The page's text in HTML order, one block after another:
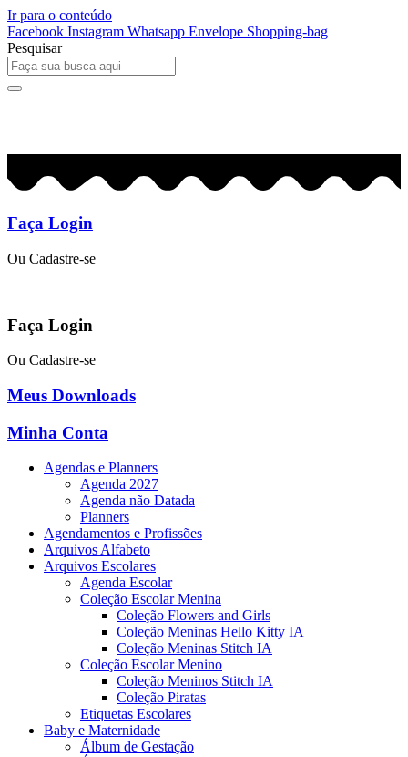
Ir para o conteúdo
Facebook Instagram Whatsapp Envelope Shopping-bag
Pesquisar
Faça Login
Ou Cadastre-se
Faça Login
Ou Cadastre-se
Meus Downloads
Minha Conta
Agendas e Planners
Agenda 2027
Agenda não Datada
Planners
Agendamentos e Profissões
Arquivos Alfabeto
Arquivos Escolares
Agenda Escolar
Coleção Escolar Menina
Coleção Flowers and Girls
Coleção Meninas Hello Kitty IA
Coleção Meninas Stitch IA
Coleção Escolar Menino
Coleção Meninos Stitch IA
Coleção Piratas
Etiquetas Escolares
Baby e Maternidade
Álbum de Gestação